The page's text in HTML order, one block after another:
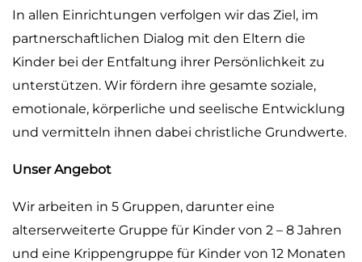
In allen Einrichtungen verfolgen wir das Ziel, im
partnerschaftlichen Dialog mit den Eltern die
Kinder bei der Entfaltung ihrer Persönlichkeit zu
unterstützen. Wir fördern ihre gesamte soziale,
emotionale, körperliche und seelische Entwicklung
und vermitteln ihnen dabei christliche Grundwerte.
Unser Angebot
Wir arbeiten in 5 Gruppen, darunter eine
alterserweiterte Gruppe für Kinder von 2 – 8 Jahren
und eine Krippengruppe für Kinder von 12 Monaten